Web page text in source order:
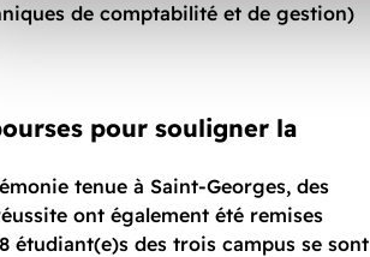
de comptabilité et de gestion)
pour souligner la
tenue à Saint-Georges, des
ont également été remises
étudiant(e)s des trois campus se sont